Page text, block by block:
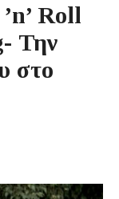
Roll
Την
στο